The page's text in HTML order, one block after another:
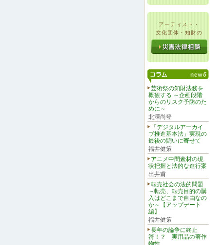
アーティスト・
文化団体・知財の
芸術祭の知財法務を
概観する ～企画段階
からのリスク予防のた
めに～
北澤尚登
「デジタルアーカイ
ブ推進基本法」実現の
最後の闘いに寄せて
福井健策
アニメ中間素材の現
状把握と法的な進行案
出井甫
転売社会の法的問題
～転売、転売目的の購
入はどこまで自由なの
か～【アップデート
編】
福井健策
長年の論争に終止
符！？ 実用品の著作
物性